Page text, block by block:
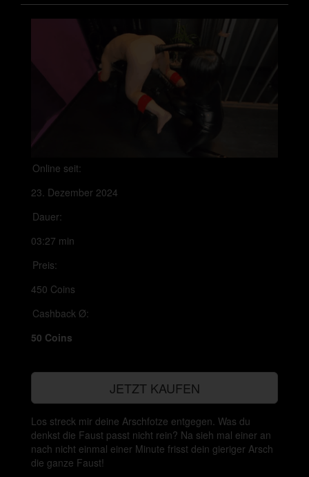
Online seit:
23. Dezember 2024
Dauer:
03:27 min
Preis:
450 Coins
Cashback Ø:
50 Coins
JETZT KAUFEN
Los streck mir deine Arschfotze entgegen. Was du
denkst die Faust passt nicht rein? Na sieh mal einer an
nach nicht einmal einer Minute frisst dein gieriger Arsch
die ganze Faust!